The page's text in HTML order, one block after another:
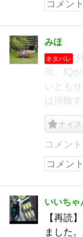
みほ
ネタバレ
司。IQ
いとも
は排除
ナイス
コメン
いいちゃ
【再読
ました